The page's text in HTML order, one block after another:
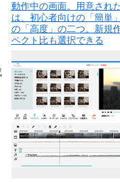
動作中の画面。用意され
は、初心者向けの「簡単
の「高度」の二つ。新規
ペクト比も選択できる